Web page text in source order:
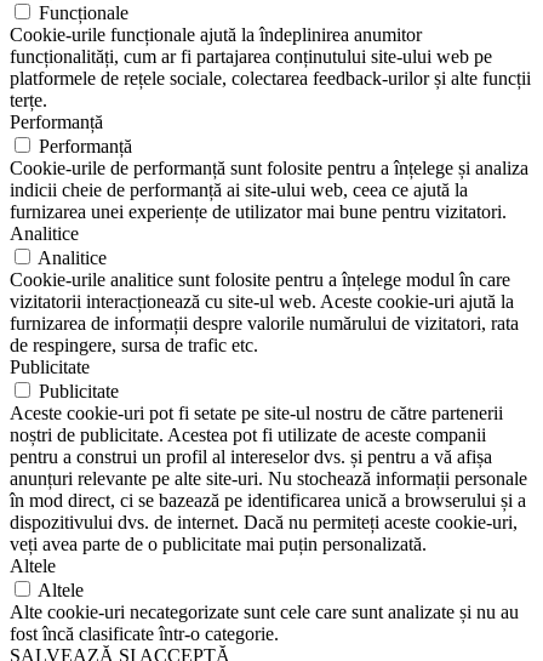
Funcționale
Cookie-urile funcționale ajută la îndeplinirea anumitor
funcționalități, cum ar fi partajarea conținutului site-ului web pe
platformele de rețele sociale, colectarea feedback-urilor și alte funcții
terțe.
Performanță
Performanță
Cookie-urile de performanță sunt folosite pentru a înțelege și analiza
indicii cheie de performanță ai site-ului web, ceea ce ajută la
furnizarea unei experiențe de utilizator mai bune pentru vizitatori.
Analitice
Analitice
Cookie-urile analitice sunt folosite pentru a înțelege modul în care
vizitatorii interacționează cu site-ul web. Aceste cookie-uri ajută la
furnizarea de informații despre valorile numărului de vizitatori, rata
de respingere, sursa de trafic etc.
Publicitate
Publicitate
Aceste cookie-uri pot fi setate pe site-ul nostru de către partenerii
noștri de publicitate. Acestea pot fi utilizate de aceste companii
pentru a construi un profil al intereselor dvs. și pentru a vă afișa
anunțuri relevante pe alte site-uri. Nu stochează informații personale
în mod direct, ci se bazează pe identificarea unică a browserului și a
dispozitivului dvs. de internet. Dacă nu permiteți aceste cookie-uri,
veți avea parte de o publicitate mai puțin personalizată.
Altele
Altele
Alte cookie-uri necategorizate sunt cele care sunt analizate și nu au
fost încă clasificate într-o categorie.
SALVEAZĂ ȘI ACCEPTĂ